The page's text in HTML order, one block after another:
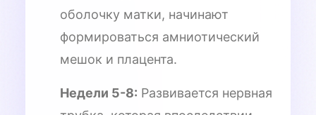
оболочку матки, начинают
формироваться амниотический
мешок и плацента.
Недели 5-8: Развивается нервная